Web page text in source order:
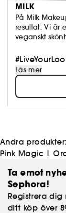
MILK
På Milk
resultat. Vi är
veganskt
inspiration
kultur. Vi
uttryck för
hur du skapar
som spelar
Läs mer
Andra produkter:
Pink Magic |
Ta emot
Sephora!
Registrera
ditt köp över